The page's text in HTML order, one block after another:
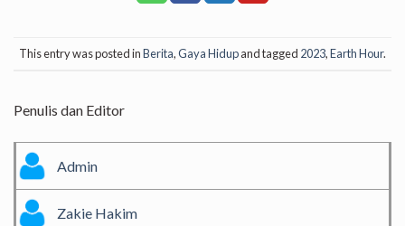
This entry was posted inBerita,Gaya Hidupand tagged 2023,Earth Hour.
Penulis dan Editor
Admin
Zakie Hakim